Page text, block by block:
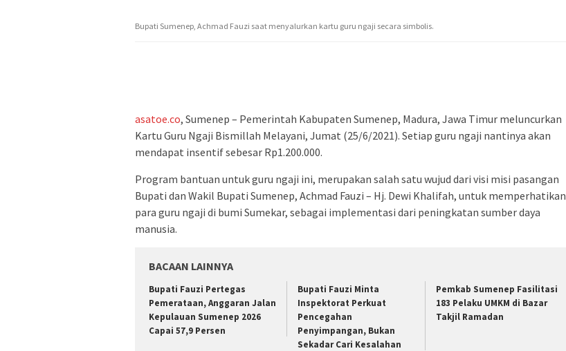
Bupati Sumenep, Achmad Fauzi saat menyalurkan kartu guru ngaji secara simbolis.
asatoe.co, Sumenep – Pemerintah Kabupaten Sumenep, Madura, Jawa Timur meluncurkan
Kartu Guru Ngaji Bismillah Melayani, Jumat (25/6/2021). Setiap guru ngaji nantinya akan
mendapat insentif sebesar Rp1.200.000.
Program bantuan untuk guru ngaji ini, merupakan salah satu wujud dari visi misi pasangan
Bupati dan Wakil Bupati Sumenep, Achmad Fauzi – Hj. Dewi Khalifah, untuk memperhatikan
para guru ngaji di bumi Sumekar, sebagai implementasi dari peningkatan sumber daya
manusia.
BACAAN LAINNYA
Bupati Fauzi Pertegas
Pemerataan, Anggaran Jalan
Kepulauan Sumenep 2026
Capai 57,9 Persen
Bupati Fauzi Minta
Inspektorat Perkuat
Pencegahan
Penyimpangan, Bukan
Sekadar Cari Kesalahan
Pemkab Sumenep Fasilitasi
183 Pelaku UMKM di Bazar
Takjil Ramadan